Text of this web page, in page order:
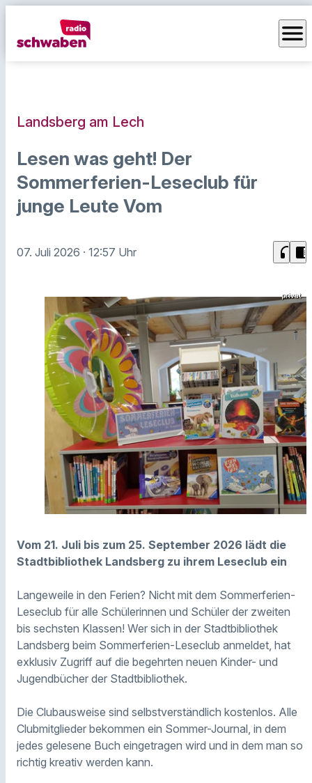
menu
Landsberg am Lech
Lesen was geht! Der
Sommerferien-Leseclub für
junge Leute Vom
07. Juli 2026 · 12:57 Uhr headphones chrome_reader_mode
privat
Vom 21. Juli bis zum 25. September 2026 lädt die
Stadtbibliothek Landsberg zu ihrem Leseclub ein
Langeweile in den Ferien? Nicht mit dem Sommerferien-
Leseclub für alle Schülerinnen und Schüler der zweiten
bis sechsten Klassen! Wer sich in der Stadtbibliothek
Landsberg beim Sommerferien-Leseclub anmeldet, hat
exklusiv Zugriff auf die begehrten neuen Kinder- und
Jugendbücher der Stadtbibliothek.
Die Clubausweise sind selbstverständlich kostenlos. Alle
Clubmitglieder bekommen ein Sommer-Journal, in dem
jedes gelesene Buch eingetragen wird und in dem man so
richtig kreativ werden kann.